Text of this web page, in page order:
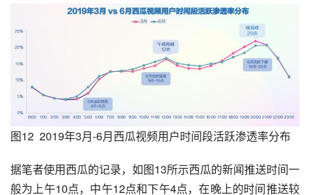
图12  2019年3月-6月西瓜视频用户时间段活跃渗透率分布
据笔者使用西瓜的记录，如图13所示西瓜的新闻推送时间一
般为上午10点，中午12点和下午4点，在晚上的时间推送较